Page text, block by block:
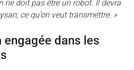
ne doit pas être un robot. Il devra
ce qu’on veut transmettre. »